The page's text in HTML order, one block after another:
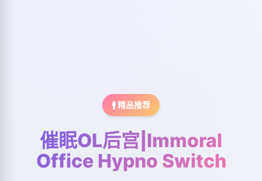
🚹 精品推荐
催眠OL后宫|Immoral
Office Hypno Switch